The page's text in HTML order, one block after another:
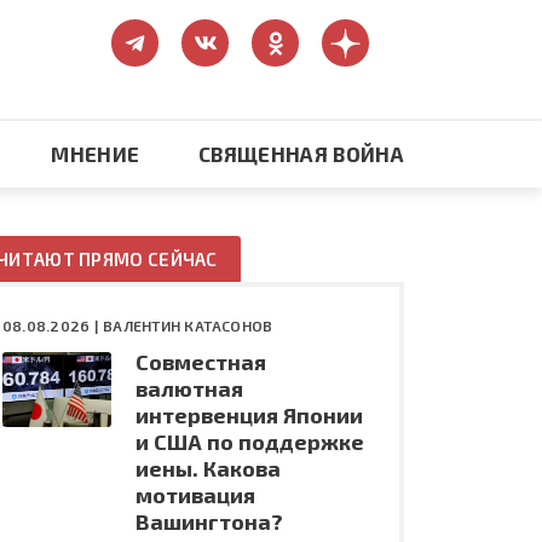
Конфликт на Украине
МНЕНИЕ СВЯЩЕННАЯ ВОЙНА
ПРЯМО СЕЙЧАС
08.08.2026 | ВАЛЕНТИН КАТАСОНОВ
Совместная
валютная
интервенция Японии
и США по поддержке
иены. Какова
мотивация
Вашингтона?